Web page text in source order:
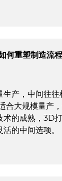
何重塑制造流程
产，中间往
合大规模量产
的成熟，3D
的中间选项。